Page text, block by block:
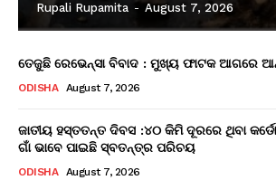
Rupali Rupamita - August 7, 2026
ତେଜୁଛି ରେଭେନ୍ସା ବିବାଦ : ମୁଖ୍ୟ ଫାଟକ ଆଗରେ
ODISHA August 7, 2026
ଜାତୀୟ ହସ୍ତତନ୍ତ ଦିବସ :୪୦ କିମି ଦୂରରେ ଥିବା
ଗାଁ ଭାବେ ପାଇଛି ସ୍ବତନ୍ତ୍ର ପରିଚୟ
ODISHA August 7, 2026